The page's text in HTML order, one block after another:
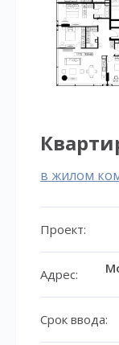
в жилом
Проект:
Адрес:
Срок ввода: